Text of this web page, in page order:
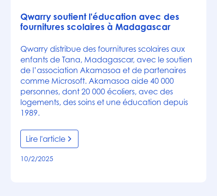
Qwarry soutient l'éducation avec des
fournitures scolaires à Madagascar
Qwarry distribue des fournitures scolaires aux
enfants de Tana, Madagascar, avec le soutien
de l’association Akamasoa et de partenaires
comme Microsoft. Akamasoa aide 40 000
personnes, dont 20 000 écoliers, avec des
logements, des soins et une éducation depuis
1989.
Lire l'article
10/2/2025